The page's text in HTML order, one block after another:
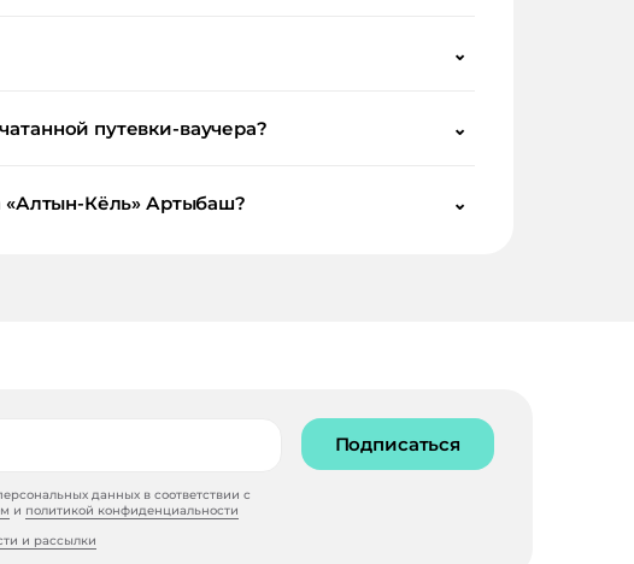
⌄
путевки-ваучера? ⌄
«Алтын-Кёль» Артыбаш? ⌄
данных в соответствии с
и политикой конфиденциальности
и рассылки
Подписаться